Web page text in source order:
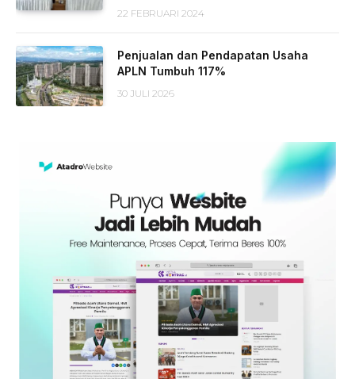
22 FEBRUARI 2024
Penjualan dan Pendapatan Usaha
APLN Tumbuh 117%
30 JULI 2026